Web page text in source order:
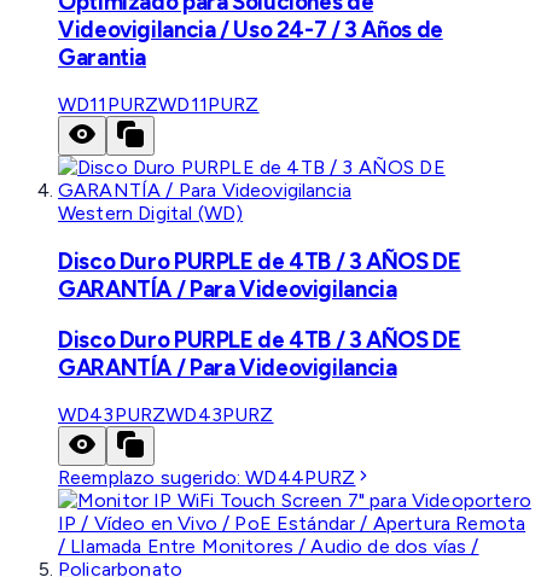
Videovigilancia / Uso 24-7 / 3 Años de
Garantia
WD11PURZWD11PURZ
Western Digital (WD)
Disco Duro PURPLE de 4TB / 3 AÑOS DE
GARANTÍA / Para Videovigilancia
Disco Duro PURPLE de 4TB / 3 AÑOS DE
GARANTÍA / Para Videovigilancia
WD43PURZWD43PURZ
Reemplazo sugerido:WD44PURZ